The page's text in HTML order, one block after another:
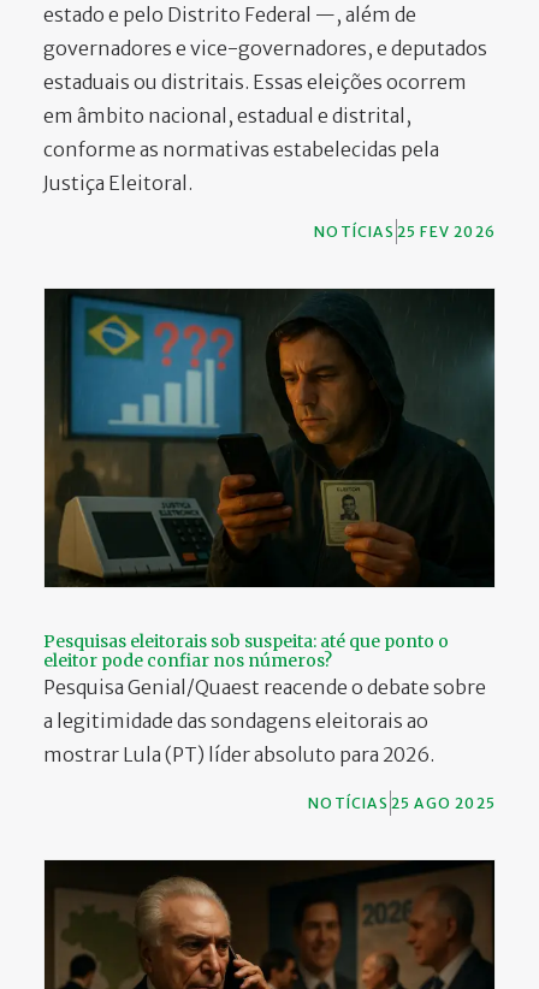
estado e pelo Distrito Federal —, além de
governadores e vice-governadores, e deputados
estaduais ou distritais. Essas eleições ocorrem
em âmbito nacional, estadual e distrital,
conforme as normativas estabelecidas pela
Justiça Eleitoral.
25 FEV 2026
NOTÍCIAS
Pesquisas eleitorais sob suspeita: até que ponto o
eleitor pode confiar nos números?
Pesquisa Genial/Quaest reacende o debate sobre
a legitimidade das sondagens eleitorais ao
mostrar Lula (PT) líder absoluto para 2026.
25 AGO 2025
NOTÍCIAS